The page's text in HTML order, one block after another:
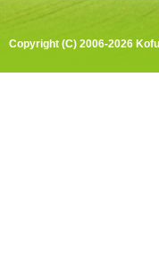
Copyright (C) 2006-2026